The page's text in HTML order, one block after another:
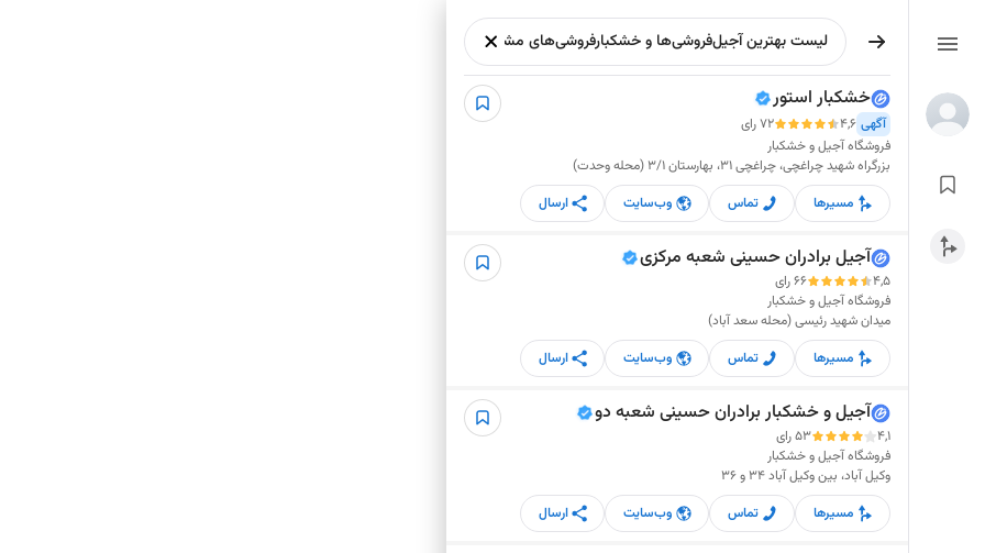
خشکبار استور
آگهی 4,6
72 رای
فروشگاه آجیل و خشکبار
بزرگراه شهید چراغچی، چراغچی 31، بهارستان 3/1 (محله وحدت)
مسیرها
تماس وب‌سایت ارسال
آجیل برادران حسینی شعبه مرکزی
4,5
66 رای
فروشگاه آجیل و خشکبار
میدان شهید رئیسی (محله سعد آباد)
مسیرها
تماس وب‌سایت ارسال
آجیل و خشکبار برادران حسینی شعبه دو
4,1
53 رای
فروشگاه آجیل و خشکبار
وکیل آباد، بین وکیل آباد 34 و 36
مسیرها
تماس وب‌سایت ارسال